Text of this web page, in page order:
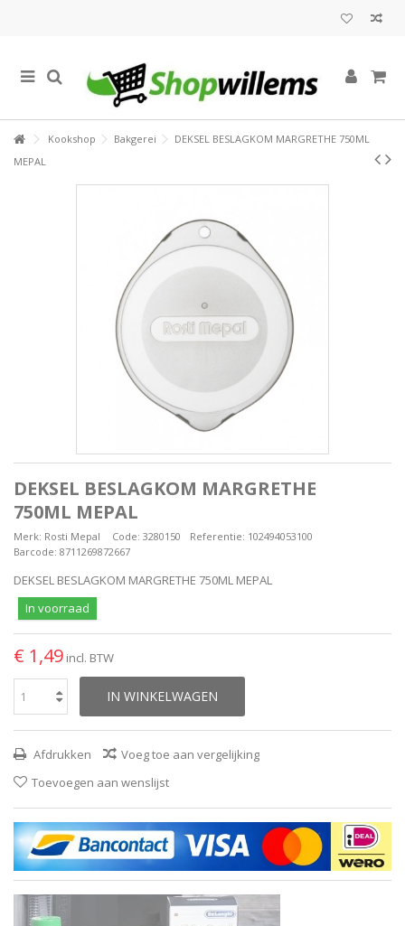
Kookshop Bakgerei
DEKSEL BESLAGKOM MARGRETHE 750ML
MEPAL
DEKSEL BESLAGKOM MARGRETHE
750ML MEPAL
Merk: Rosti Mepal Code: 3280150 Referentie: 102494053100
Barcode: 8711269872667
DEKSEL BESLAGKOM MARGRETHE 750ML MEPAL
In voorraad
€ 1,49 incl. BTW
IN WINKELWAGEN
Afdrukken
Voeg toe aan vergelijking
Toevoegen aan wenslijst